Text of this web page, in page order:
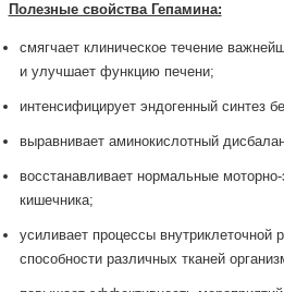
Полезные свойства Гепамина:
смягчает клиническое течение
и улучшает функцию печени;
интенсифицирует эндогенный синтез
выравнивает аминокислотный
восстанавливает нормальные
кишечника;
усиливает процессы внутриклеточной
способности различных тканей